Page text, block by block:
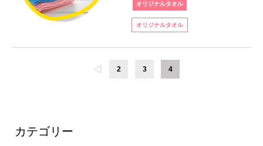
オリジナルタオル
オリジナルタオル
2 3 4
カテゴリー